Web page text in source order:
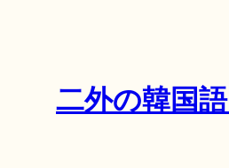
二外の韓国